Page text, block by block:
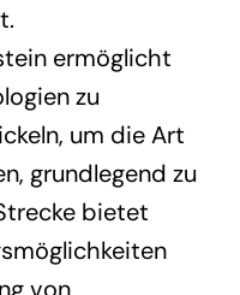
ermöglicht
zu
um die Art
grundlegend zu
bietet